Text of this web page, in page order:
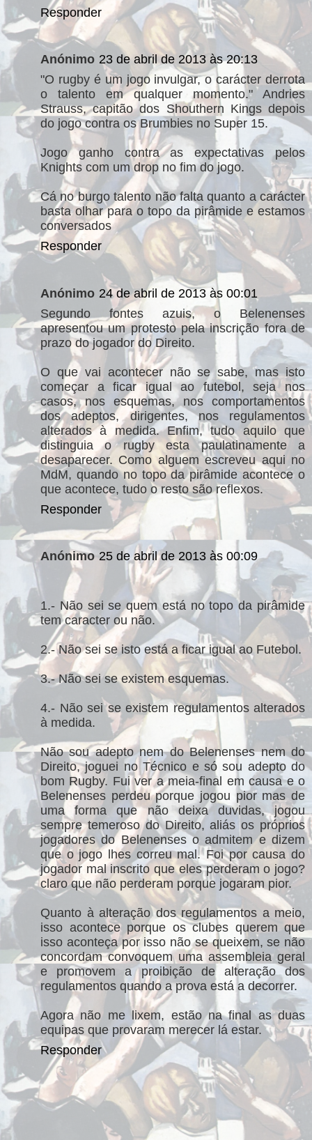
Responder
Anónimo 23 de abril de 2013 às 20:13
"O rugby é um jogo invulgar, o carácter derrota
o talento em qualquer momento." Andries
Strauss, capitão dos Shouthern Kings depois
do jogo contra os Brumbies no Super 15.
Jogo ganho contra as expectativas pelos
Knights com um drop no fim do jogo.
Cá no burgo talento não falta quanto a carácter
basta olhar para o topo da pirâmide e estamos
conversados
Responder
Anónimo 24 de abril de 2013 às 00:01
Segundo fontes azuis, o Belenenses
apresentou um protesto pela inscrição fora de
prazo do jogador do Direito.
O que vai acontecer não se sabe, mas isto
começar a ficar igual ao futebol, seja nos
casos, nos esquemas, nos comportamentos
dos adeptos, dirigentes, nos regulamentos
alterados à medida. Enfim, tudo aquilo que
distinguia o rugby esta paulatinamente a
desaparecer. Como alguem escreveu aqui no
MdM, quando no topo da pirâmide acontece o
que acontece, tudo o resto são reflexos.
Responder
Anónimo 25 de abril de 2013 às 00:09
1.- Não sei se quem está no topo da pirâmide
tem caracter ou não.
2.- Não sei se isto está a ficar igual ao Futebol.
3.- Não sei se existem esquemas.
4.- Não sei se existem regulamentos alterados
à medida.
Não sou adepto nem do Belenenses nem do
Direito, joguei no Técnico e só sou adepto do
bom Rugby. Fui ver a meia-final em causa e o
Belenenses perdeu porque jogou pior mas de
uma forma que não deixa duvidas, jogou
sempre temeroso do Direito, aliás os próprios
jogadores do Belenenses o admitem e dizem
que o jogo lhes correu mal. Foi por causa do
jogador mal inscrito que eles perderam o jogo?
claro que não perderam porque jogaram pior.
Quanto à alteração dos regulamentos a meio,
isso acontece porque os clubes querem que
isso aconteça por isso não se queixem, se não
concordam convoquem uma assembleia geral
e promovem a proibição de alteração dos
regulamentos quando a prova está a decorrer.
Agora não me lixem, estão na final as duas
equipas que provaram merecer lá estar.
Responder